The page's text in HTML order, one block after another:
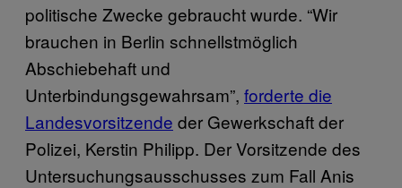
politische Zwecke gebraucht wurde. “Wir
brauchen in Berlin schnellstmöglich
Abschiebehaft und
Unterbindungsgewahrsam”, forderte die
Landesvorsitzende der Gewerkschaft der
Polizei, Kerstin Philipp. Der Vorsitzende des
Untersuchungsausschusses zum Fall Anis